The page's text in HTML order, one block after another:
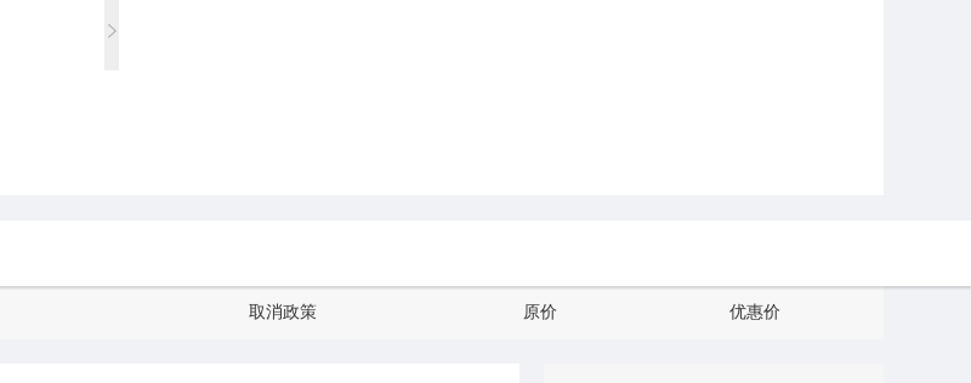
取消政策 原价 优惠价